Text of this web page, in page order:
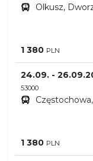
Olkusz,
1 380 PLN
24.09. -
53000
1 380 PLN